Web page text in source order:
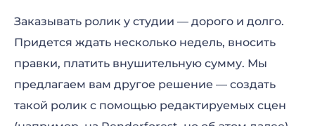
Заказывать ролик у студии — дорого и долго.
Придется ждать несколько недель, вносить
правки, платить внушительную сумму. Мы
предлагаем вам другое решение — создать
такой ролик с помощью редактируемых сцен